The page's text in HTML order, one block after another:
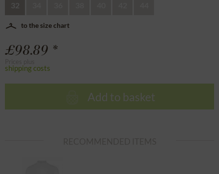
32
to the size chart
£98.89 *
shipping costs
Add to basket